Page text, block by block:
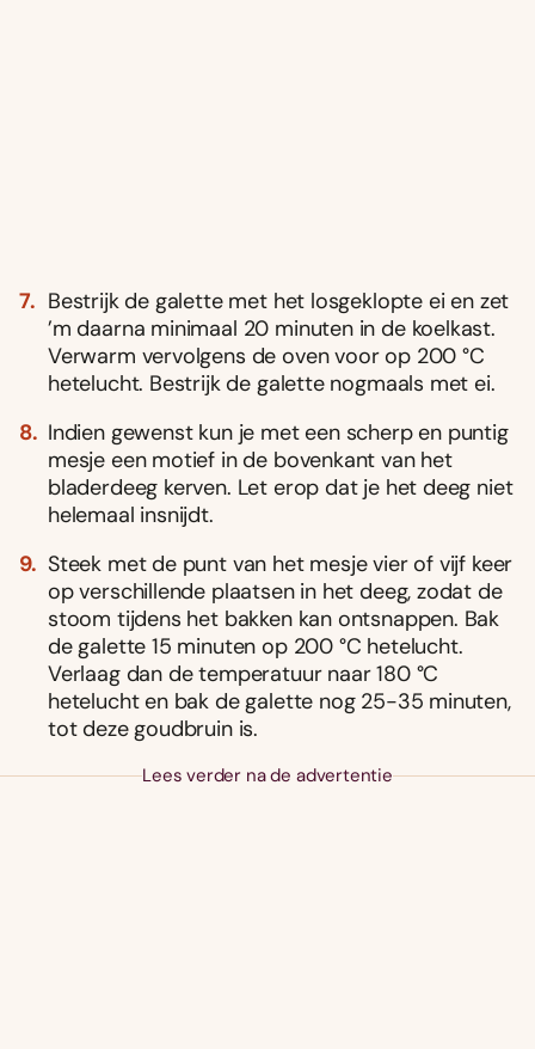
Bestrijk de galette met het losgeklopte ei en zet
’m daarna minimaal 20 minuten in de koelkast.
Verwarm vervolgens de oven voor op 200 °C
hetelucht. Bestrijk de galette nogmaals met ei.
Indien gewenst kun je met een scherp en puntig
mesje een motief in de bovenkant van het
bladerdeeg kerven. Let erop dat je het deeg niet
helemaal insnijdt.
Steek met de punt van het mesje vier of vijf keer
op verschillende plaatsen in het deeg, zodat de
stoom tijdens het bakken kan ontsnappen. Bak
de galette 15 minuten op 200 °C hetelucht.
Verlaag dan de temperatuur naar 180 °C
hetelucht en bak de galette nog 25-35 minuten,
tot deze goudbruin is.
Lees verder na de advertentie